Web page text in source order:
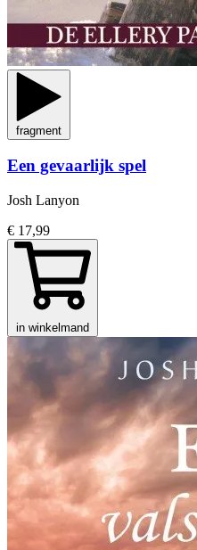
fragment
Een gevaarlijk spel
Josh Lanyon
€ 17,99
in winkelmand